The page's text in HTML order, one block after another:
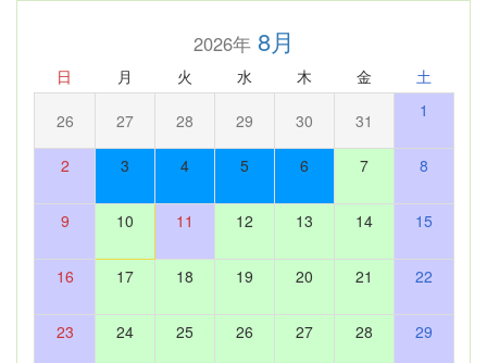
2026年8月
日 月 火 水 木 金 土
26 27 28 29 30 31 1
2 3 4 5 6 7 8
9 10 11 12 13 14 15
16 17 18 19 20 21 22
23 24 25 26 27 28 29